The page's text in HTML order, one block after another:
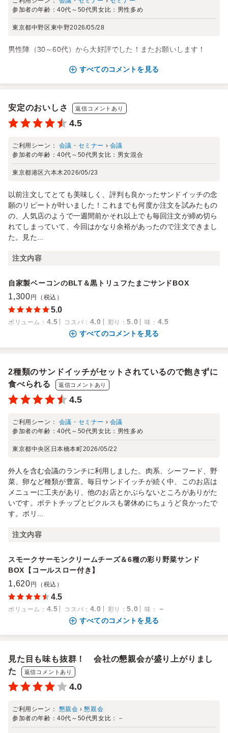
参加者の年齢：40代～50代男女比： 男性多め
東京都中野区東中野2026/05/28
男性陣（30～60代）から大好評でした！またお願いします！
すべてのコメントを見る
安定のおいしさ 返信コメントあり
4.5
ご利用シーン： 会議・セミナー › 会議
参加者の年齢：40代～50代男女比： 男女混合
東京都港区六本木2026/05/23
以前注文してとても美味しく、評判も良かったサンドイッチの念
願のリピートが叶いました！これまでも何度か注文を試みたもの
の、人気店のようで一週間前かそれ以上でも毎回注文が締め切ら
れてしまっていて、今回はかなり余裕があったので注文できまし
た。見た...
注文内容
自家製ベーコンのBLT＆黒トリュフたまごサンドBOX
1,300 円（税込）
5.0
ボリューム ： 4.5 コスパ ： 4.0 彩り ：5.0 味 ： 4.5
すべてのコメントを見る
2種類のサンドイッチがセットされているので飽きずに
食べられる
返信コメントあり
4.5
ご利用シーン： 会議・セミナー › 会議
参加者の年齢：40代～50代男女比： 男性多め
東京都中央区日本橋本町2026/05/22
外人を含む会議のランチに利用しました。肉系、シーフード、野
菜、卵など種類が豊富。毎日サンドイッチが続く中、このお店は
メニューに工夫があり、他のお店とかぶらないところがありがた
いです。ポテトチップとピクルスも箸休めにちょうど良かったで
す。ボリ...
注文内容
スモークサーモンクリームチーズ＆6種の彩り野菜サンド
BOX【コールスロー付き】
1,620 円（税込）
4.5
ボリューム ： 4.5 コスパ ： 4.0 彩り ：5.0 味 ：
－
すべてのコメントを見る
見た目も味も抜群！ 会社の懇親会が盛り上がりまし
た
返信コメントあり
4.0
ご利用シーン： 懇親会 ›懇親会
参加者の年齢：40代～50代男女比： －